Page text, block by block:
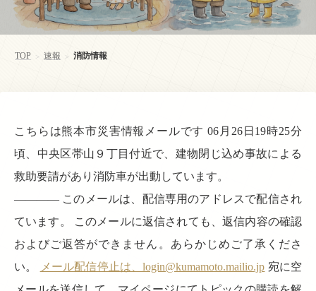
TOP > 速報 > 消防情報
こちらは熊本市災害情報メールです 06月26日19時25分
頃、中央区帯山９丁目付近で、建物閉じ込め事故による
救助要請があり消防車が出動しています。
———— このメールは、配信専用のアドレスで配信され
ています。 このメールに返信されても、返信内容の確認
およびご返答ができません。あらかじめご了承くださ
い。
メール配信停止は、login@kumamoto.mailio.jp 宛に空